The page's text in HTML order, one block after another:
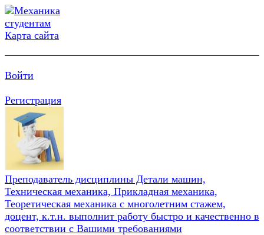
Карта сайта
Войти
Регистрация
Преподаватель дисциплины Детали машин,
Техническая механика, Прикладная механика,
Теоретическая механика с многолетним стажем,
доцент, к.т.н. выполнит работу быстро и качественно в
соответствии с Вашими требованиями